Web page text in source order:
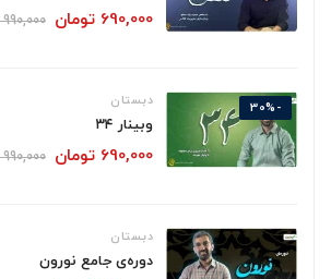
690,000 تومان 990,000
-30% دبستان
وبینار ۳۴
690,000 تومان 990,000
دبستان
دوره‌ی جامع نورون